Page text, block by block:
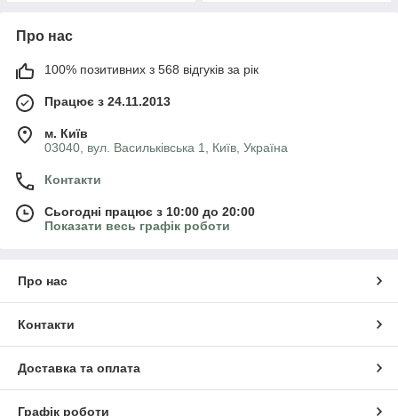
Про нас
100% позитивних з 568 відгуків за рік
Працює з 24.11.2013
м. Київ
03040, вул. Васильківська 1, Київ, Україна
Контакти
Сьогодні працює з 10:00 до 20:00
Показати весь графік роботи
Про нас
Контакти
Доставка та оплата
Графік роботи